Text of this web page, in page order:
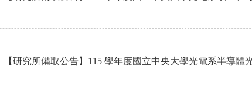
【研究所備取公告】115 學年度國立中央大學光電系半導